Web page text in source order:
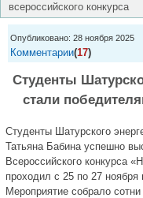
всероссийского конкурса
Опубликовано: 28 ноября 2025
Комментарии(17)
Студенты
стали
Студенты Шатурского
Татьяна Бабина успешно
Всероссийского конкурса
проходил с 25 по 27
Мероприятие собрало